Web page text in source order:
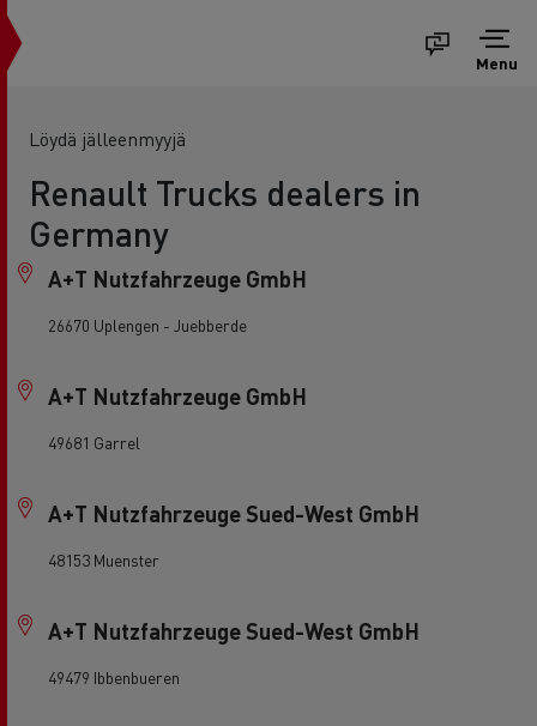
Menu
Löydä jälleenmyyjä
Renault Trucks dealers in
Germany
A+T Nutzfahrzeuge GmbH
26670 Uplengen - Juebberde
A+T Nutzfahrzeuge GmbH
49681 Garrel
A+T Nutzfahrzeuge Sued-West GmbH
48153 Muenster
A+T Nutzfahrzeuge Sued-West GmbH
49479 Ibbenbueren